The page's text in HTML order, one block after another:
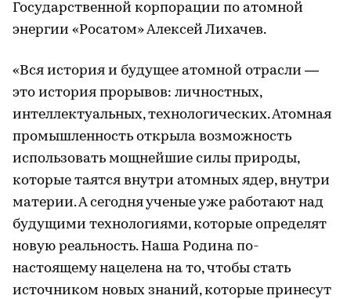
Государственной корпорации по атомной
энергии «Росатом» Алексей Лихачев.
«Вся история и будущее атомной отрасли —
это история прорывов: личностных,
интеллектуальных, технологических. Атомная
промышленность открыла возможность
использовать мощнейшие силы природы,
которые таятся внутри атомных ядер, внутри
материи. А сегодня ученые уже работают над
будущими технологиями, которые определят
новую реальность. Наша Родина по-
настоящему нацелена на то, чтобы стать
источником новых знаний, которые принесут